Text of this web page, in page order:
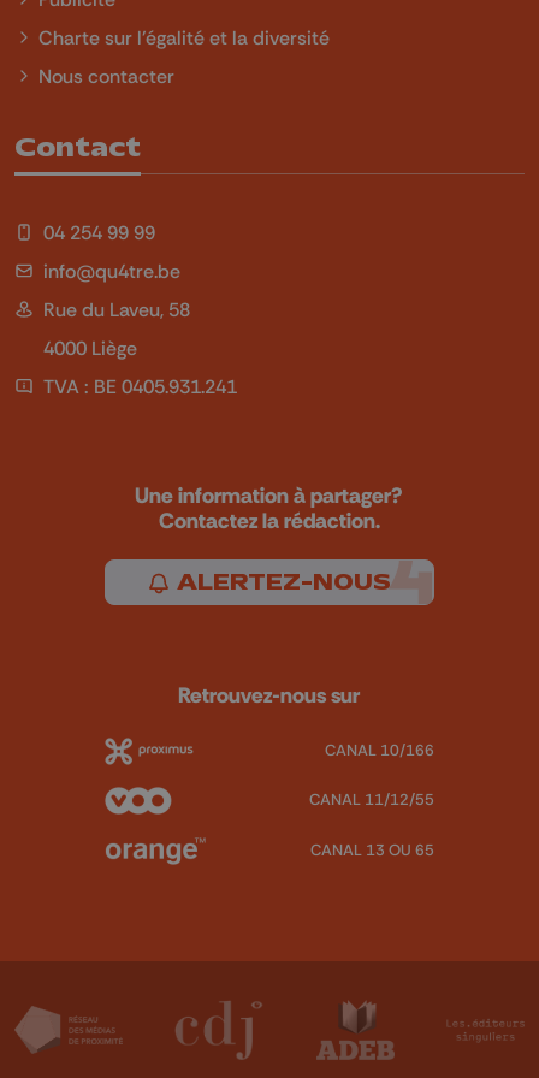
Charte sur l'égalité et la diversité
Nous contacter
Contact
04 254 99 99
info@qu4tre.be
Rue du Laveu, 58
4000 Liège
TVA : BE 0405.931.241
Une information à partager?
Contactez la rédaction.
ALERTEZ-NOUS
Retrouvez-nous sur
CANAL 10/166
CANAL 11/12/55
CANAL 13 OU 65